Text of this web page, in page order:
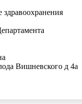
здравоохранения
Вишневского д 4а